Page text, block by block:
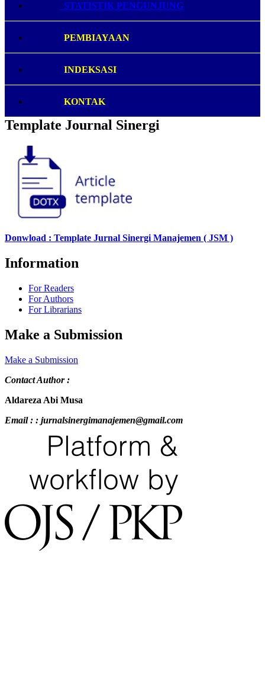
STATISTIK PENGUNJUNG
PEMBIAYAAN
INDEKSASI
KONTAK
Template Journal Sinergi
Donwload : Template Jurnal Sinergi Manajemen ( JSM )
Information
For Readers
For Authors
For Librarians
Make a Submission
Make a Submission
Contact Author :
Aldareza Abi Musa
Email : : jurnalsinergimanajemen@gmail.com